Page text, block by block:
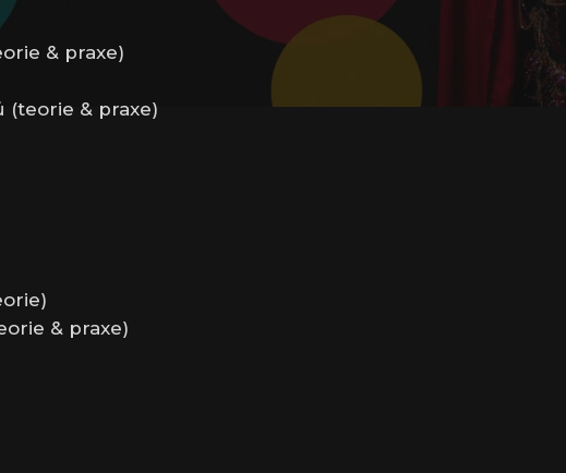
& praxe)
(teorie & praxe)
& praxe)